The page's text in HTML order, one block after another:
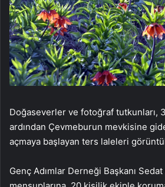
Doğaseverler ve fotoğraf tutkunları,
ardından Çevmeburun mevkisine
açmaya başlayan ters laleleri
Genç Adımlar Derneği Başkanı Sedat